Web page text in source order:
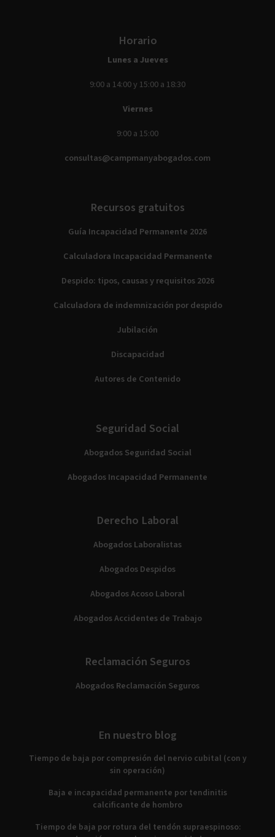
Horario
Lunes a Jueves
9:00 a 14:00 y 15:00 a 18:30
Viernes
9:00 a 15:00
consultas@campmanyabogados.com
Recursos gratuitos
Guía Incapacidad Permanente 2026
Calculadora Incapacidad Permanente
Despido: tipos, causas y requisitos 2026
Calculadora de indemnización por despido
Jubilación
Discapacidad
Autores de Contenido
Seguridad Social
Abogados Seguridad Social
Abogados Incapacidad Permanente
Derecho Laboral
Abogados Laboralistas
Abogados Despidos
Abogados Acoso Laboral
Abogados Accidentes de Trabajo
Reclamación Seguros
Abogados Reclamación Seguros
En nuestro blog
Tiempo de baja por compresión del nervio cubital (con y
sin operación)
Baja e incapacidad permanente por tendinitis
calcificante de hombro
Tiempo de baja por rotura del tendón supraespinoso: